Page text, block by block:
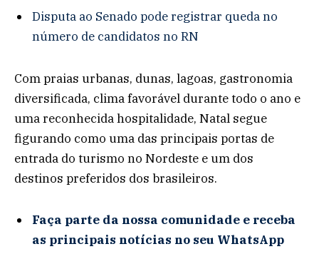
Disputa ao Senado pode registrar queda no
número de candidatos no RN
Com praias urbanas, dunas, lagoas, gastronomia
diversificada, clima favorável durante todo o ano e
uma reconhecida hospitalidade, Natal segue
figurando como uma das principais portas de
entrada do turismo no Nordeste e um dos
destinos preferidos dos brasileiros.
Faça parte da nossa comunidade e receba
as principais notícias no seu WhatsApp